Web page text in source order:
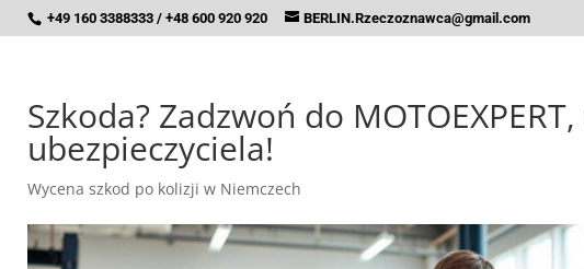
+49 160 3388333 / +48 600 920 920 BERLIN.Rzeczoznawca@gmail.com
Szkoda? Zadzwoń do
ubezpieczyciela!
Wycena szkod po kolizji w Niemczech